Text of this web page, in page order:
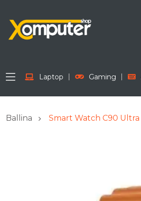
Laptop Gaming
Ballina Smart Watch C90 Ultra